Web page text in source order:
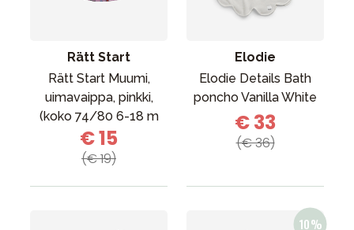
Rätt Start
Rätt Start Muumi,
uimavaippa, pinkki,
(koko 74/80 6-18 m
€ 15
(€ 19)
Elodie
Elodie Details Bath
poncho Vanilla White
€ 33
(€ 36)